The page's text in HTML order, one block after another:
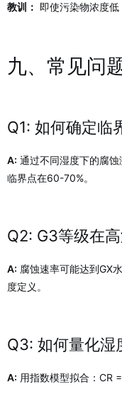
教训： 即使污染物浓度低
九、常见问
Q1: 如何确定临
A: 通过不同湿度下的腐
临界点在60-70%。
Q2: G3等级在
A: 腐蚀速率可能达到GX
度定义。
Q3: 如何量化湿
A: 用指数模型拟合：CR